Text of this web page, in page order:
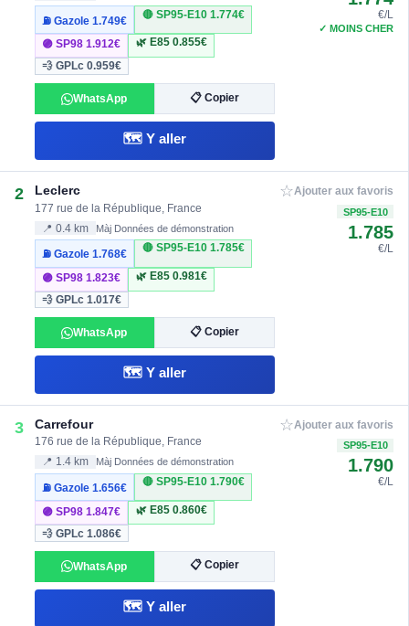
⛽ Gazole1.749€
🔴 SP95-E10 1.774€
🟣 SP981.912€ 🌿 E85 0.855€
💨 GPLc0.959€
WhatsApp 📋 Copier
🗺️ Y aller
€/L
✓ MOINS CHER
2 Leclerc
177 rue de la République, France
📍 0.4 km Màj Données de démonstration
⛽ Gazole1.768€
🔴 SP95-E10 1.785€
🟣 SP981.823€ 🌿 E85 0.981€
💨 GPLc1.017€
WhatsApp 📋 Copier
🗺️ Y aller
☆Ajouter aux favoris
SP95-E10
1.785
€/L
3 Carrefour
176 rue de la République, France
📍 1.4 km Màj Données de démonstration
⛽ Gazole1.656€
🔴 SP95-E10 1.790€
🟣 SP981.847€ 🌿 E85 0.860€
💨 GPLc1.086€
WhatsApp 📋 Copier
🗺️ Y aller
☆Ajouter aux favoris
SP95-E10
1.790
€/L